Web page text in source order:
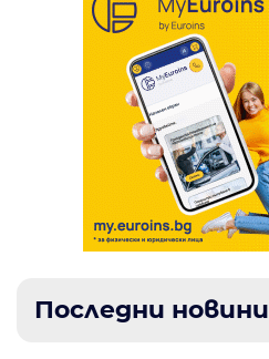
Последни новини